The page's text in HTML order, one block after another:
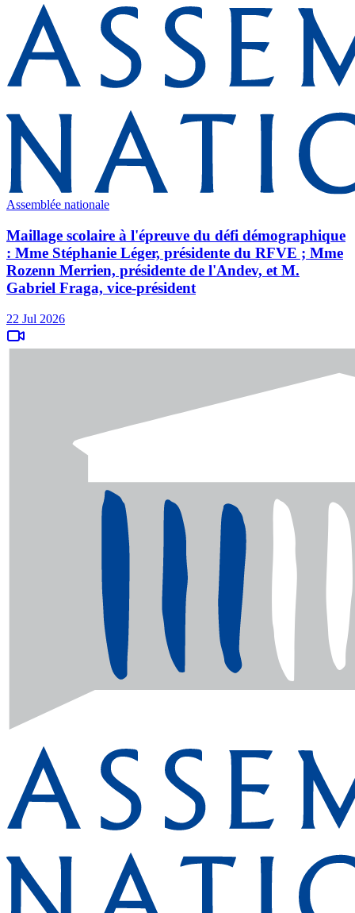
Assemblée nationale
Maillage scolaire à l'épreuve du défi démographique
: Mme Stéphanie Léger, présidente du RFVE ; Mme
Rozenn Merrien, présidente de l'Andev, et M.
Gabriel Fraga, vice-président
22 Jul 2026